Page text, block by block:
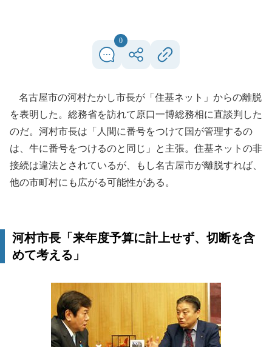
0
名古屋市の河村たかし市長が「住基ネット」からの離脱
を表明した。総務省を訪れて原口一博総務相に直談判した
のだ。河村市長は「人間に番号をつけて国が管理するの
は、牛に番号をつけるのと同じ」と主張。住基ネットの非
接続は違法とされているが、もし名古屋市が離脱すれば、
他の市町村にも広がる可能性がある。
河村市長「来年度予算に計上せず、切断を含
めて考える」